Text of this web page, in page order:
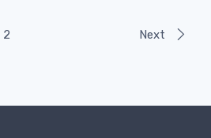
2 Next